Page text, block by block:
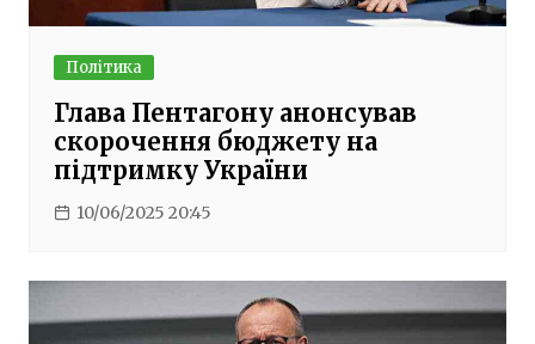
Політика
Глава Пентагону анонсував
скорочення бюджету на
підтримку України
10/06/2025 20:45